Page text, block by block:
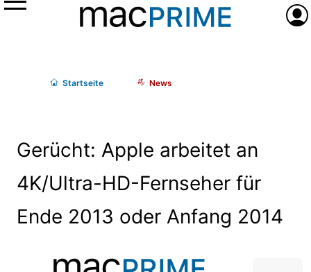
Menü
Startseite News
Gerücht: Apple arbeitet an
4K/Ultra-HD-Fernseher für
Ende 2013 oder Anfang 2014